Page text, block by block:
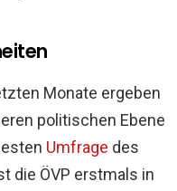
Monate ergeben
politischen Ebene
Umfrage des
die ÖVP erstmals in